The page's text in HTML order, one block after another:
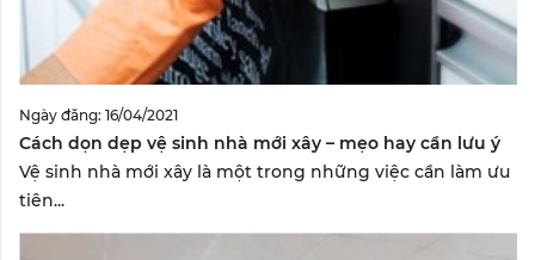
Ngày đăng: 16/04/2021
Cách dọn dẹp vệ sinh nhà mới xây – mẹo hay cần lưu ý
Vệ sinh nhà mới xây là một trong những việc cần làm ưu
tiên...